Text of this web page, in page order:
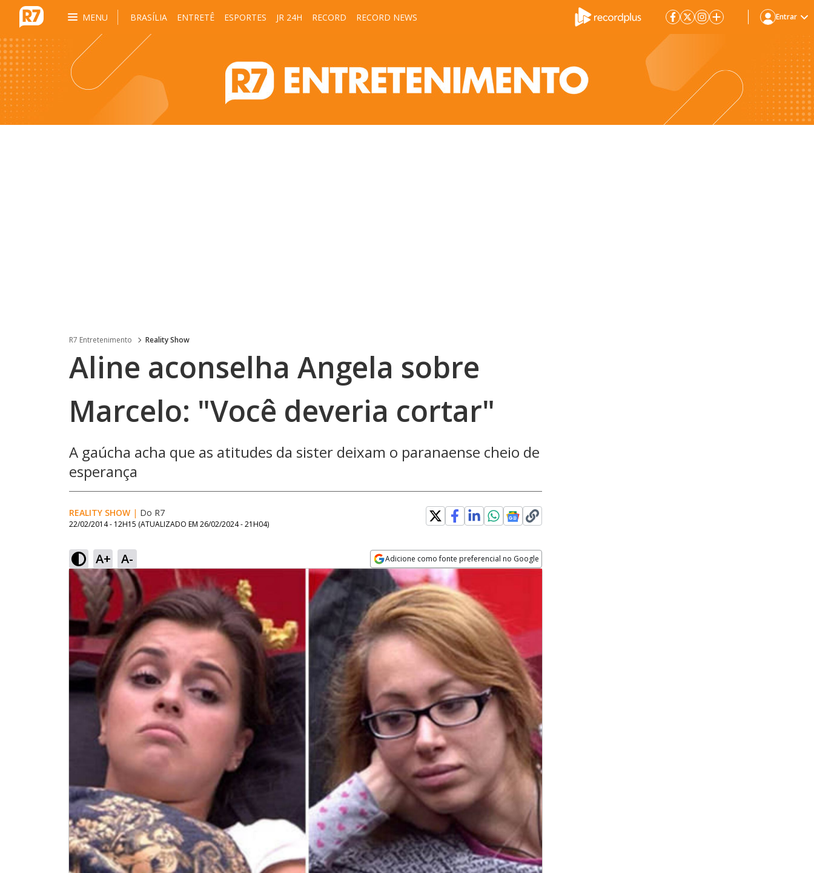
MENU BRASÍLIA ENTRETÊ ESPORTES JR 24H RECORD RECORD NEWS Entrar
R7 Entretenimento Reality Show
Aline aconselha Angela sobre
Marcelo: "Você deveria cortar"
A gaúcha acha que as atitudes da sister deixam o paranaense cheio de
esperança
REALITY SHOW | Do R7
22/02/2014 - 12H15 (ATUALIZADO EM 26/02/2024 - 21H04)
A+ A- Adicione como fonte preferencial no Google
Opens in new window